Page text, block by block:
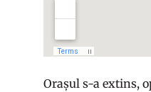
Orașul s-a extins,